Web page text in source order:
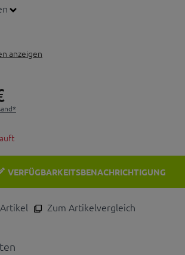
anzeigen
VERFÜGBARKEITSBENACHRICHTIGUNG
Zum Artikelvergleich